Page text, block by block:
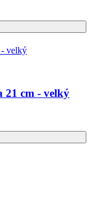
21 cm - velký